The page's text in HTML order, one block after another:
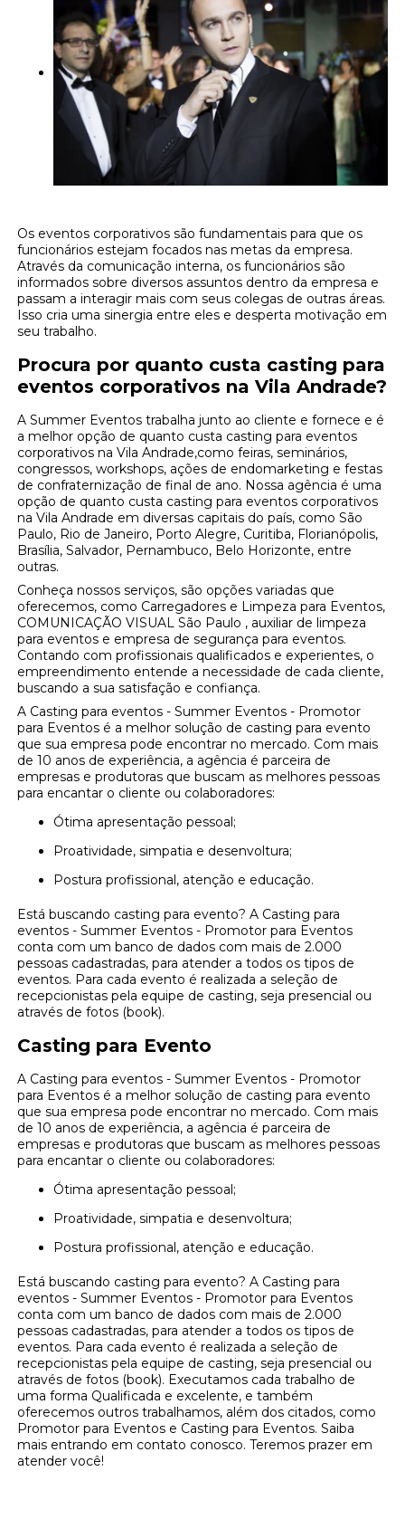
Os eventos corporativos são fundamentais para que os
funcionários estejam focados nas metas da empresa.
Através da comunicação interna, os funcionários são
informados sobre diversos assuntos dentro da empresa e
passam a interagir mais com seus colegas de outras áreas.
Isso cria uma sinergia entre eles e desperta motivação em
seu trabalho.
Procura por quanto custa casting para
eventos corporativos na Vila Andrade?
A Summer Eventos trabalha junto ao cliente e fornece e é
a melhor opção de quanto custa casting para eventos
corporativos na Vila Andrade,como feiras, seminários,
congressos, workshops, ações de endomarketing e festas
de confraternização de final de ano. Nossa agência é uma
opção de quanto custa casting para eventos corporativos
na Vila Andrade em diversas capitais do país, como São
Paulo, Rio de Janeiro, Porto Alegre, Curitiba, Florianópolis,
Brasília, Salvador, Pernambuco, Belo Horizonte, entre
outras.
Conheça nossos serviços, são opções variadas que
oferecemos, como Carregadores e Limpeza para Eventos,
COMUNICAÇÃO VISUAL São Paulo , auxiliar de limpeza
para eventos e empresa de segurança para eventos.
Contando com profissionais qualificados e experientes, o
empreendimento entende a necessidade de cada cliente,
buscando a sua satisfação e confiança.
A Casting para eventos - Summer Eventos - Promotor
para Eventos é a melhor solução de casting para evento
que sua empresa pode encontrar no mercado. Com mais
de 10 anos de experiência, a agência é parceira de
empresas e produtoras que buscam as melhores pessoas
para encantar o cliente ou colaboradores:
Ótima apresentação pessoal;
Proatividade, simpatia e desenvoltura;
Postura profissional, atenção e educação.
Está buscando casting para evento? A Casting para
eventos - Summer Eventos - Promotor para Eventos
conta com um banco de dados com mais de 2.000
pessoas cadastradas, para atender a todos os tipos de
eventos. Para cada evento é realizada a seleção de
recepcionistas pela equipe de casting, seja presencial ou
através de fotos (book).
Casting para Evento
A Casting para eventos - Summer Eventos - Promotor
para Eventos é a melhor solução de casting para evento
que sua empresa pode encontrar no mercado. Com mais
de 10 anos de experiência, a agência é parceira de
empresas e produtoras que buscam as melhores pessoas
para encantar o cliente ou colaboradores:
Ótima apresentação pessoal;
Proatividade, simpatia e desenvoltura;
Postura profissional, atenção e educação.
Está buscando casting para evento? A Casting para
eventos - Summer Eventos - Promotor para Eventos
conta com um banco de dados com mais de 2.000
pessoas cadastradas, para atender a todos os tipos de
eventos. Para cada evento é realizada a seleção de
recepcionistas pela equipe de casting, seja presencial ou
através de fotos (book). Executamos cada trabalho de
uma forma Qualificada e excelente, e também
oferecemos outros trabalhamos, além dos citados, como
Promotor para Eventos e Casting para Eventos. Saiba
mais entrando em contato conosco. Teremos prazer em
atender você!